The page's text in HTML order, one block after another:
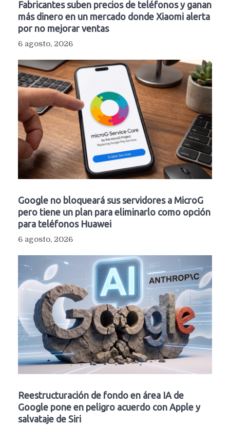
Fabricantes suben precios de teléfonos y ganan
más dinero en un mercado donde Xiaomi alerta
por no mejorar ventas
6 agosto, 2026
Google no bloqueará sus servidores a MicroG
pero tiene un plan para eliminarlo como opción
para teléfonos Huawei
6 agosto, 2026
Reestructuración de fondo en área IA de
Google pone en peligro acuerdo con Apple y
salvataje de Siri